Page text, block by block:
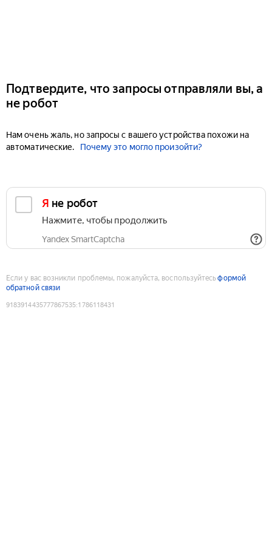
Подтвердите, что запросы отправляли вы, а
не робот
Нам очень жаль, но запросы с вашего устройства похожи на
автоматические.
Почему это могло произойти?
Я не робот
Нажмите, чтобы продолжить
Yandex SmartCaptcha
Если у вас возникли проблемы, пожалуйста, воспользуйтесьформой
обратной связи
9183914435777867535:1786118431